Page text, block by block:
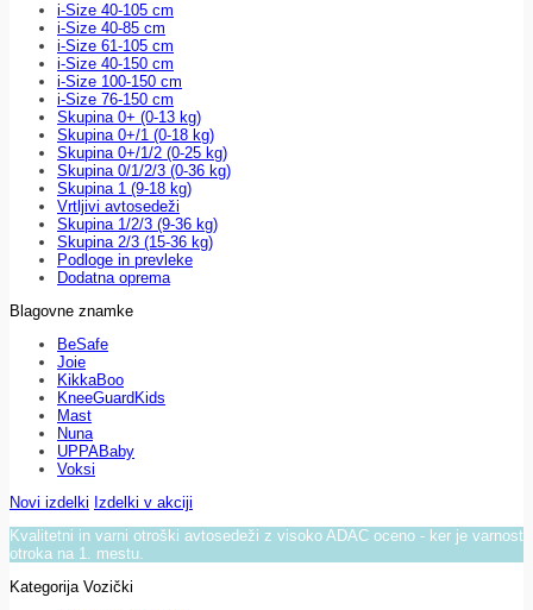
i-Size 40-105 cm
i-Size 40-85 cm
i-Size 61-105 cm
i-Size 40-150 cm
i-Size 100-150 cm
i-Size 76-150 cm
Skupina 0+ (0-13 kg)
Skupina 0+/1 (0-18 kg)
Skupina 0+/1/2 (0-25 kg)
Skupina 0/1/2/3 (0-36 kg)
Skupina 1 (9-18 kg)
Vrtljivi avtosedeži
Skupina 1/2/3 (9-36 kg)
Skupina 2/3 (15-36 kg)
Podloge in prevleke
Dodatna oprema
Blagovne znamke
BeSafe
Joie
KikkaBoo
KneeGuardKids
Mast
Nuna
UPPABaby
Voksi
Novi izdelki Izdelki v akciji
Kvalitetni in varni otroški avtosedeži z visoko ADAC oceno - ker je varnost
otroka na 1. mestu.
Kategorija Vozički